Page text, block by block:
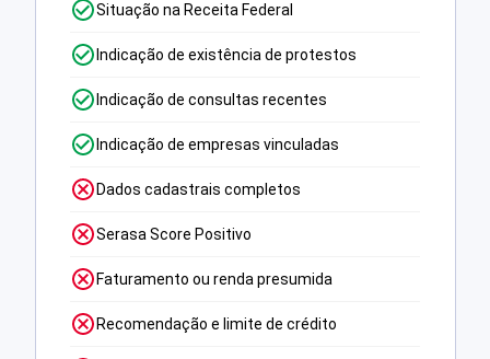
Situação na Receita Federal
Indicação de existência de protestos
Indicação de consultas recentes
Indicação de empresas vinculadas
Dados cadastrais completos
Serasa Score Positivo
Faturamento ou renda presumida
Recomendação e limite de crédito